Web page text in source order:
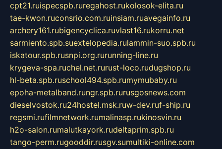
cpt21.ruispecspb.ruregahost.rukolosok-elita.ru
tae-kwon.ruconsrio.com.ruinsiam.ruavegainfo.ru
archery161.rubigencyclica.ruvlast16.rukorru.net
sarmiento.spb.suextelopedia.rulammin-suo.spb.ru
iskatour.spb.rusnpi.org.rurunning-line.ru
krygeva-spa.ruchel.net.rurust-loco.rudugshop.ru
hl-beta.spb.ruschool494.spb.rumymubaby.ru
epoha-metalband.rungr.spb.rurusgosnews.com
dieselvostok.ru24hostel.msk.ruw-dev.ruf-ship.ru
regsmi.rufilmnetwork.rumalinasp.rukinosvin.ru
h2o-salon.rumalutkayork.rudeltaprim.spb.ru
tango-perm.rugooddir.rusgv.sumultiki-online.com